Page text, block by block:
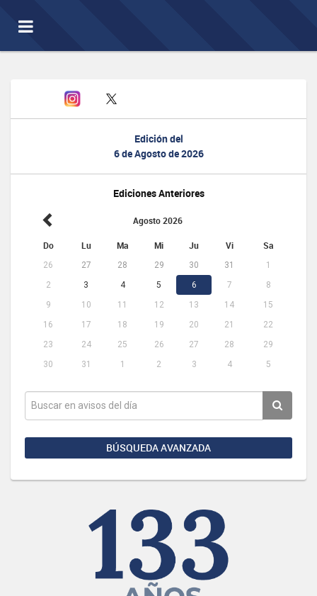
Toggle
navigation
Edición del
6 de Agosto de 2026
Ediciones Anteriores
Agosto 2026
Do Lu Ma Mi Ju Vi Sa
26 27 28 29 30 31
1
2
3 4 5 6 7
8
9
10 11 12 13 14
15
16
17 18 19 20 21
22
23
24 25 26 27 28
29
30
31 1 2 3 4 5
BÚSQUEDA AVANZADA